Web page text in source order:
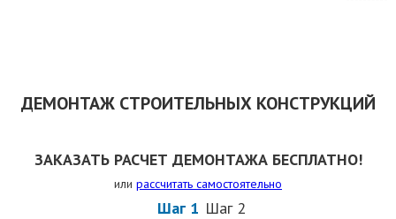
ДЕМОНТАЖ СТРОИТЕЛЬНЫХ КОНСТРУКЦИЙ
ЗАКАЗАТЬ РАСЧЕТ ДЕМОНТАЖА БЕСПЛАТНО!
или рассчитать самостоятельно
Шаг 1 Шаг 2